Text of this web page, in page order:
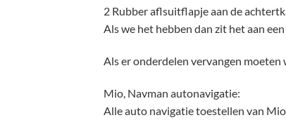
2 Rubber aflsuitflapje aan de
Als we het hebben dan zit het aan
Als er onderdelen vervangen
Mio, Navman autonavigatie:
Alle auto navigatie toestellen van